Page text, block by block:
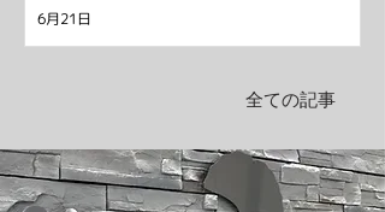
6月21日
全ての記事